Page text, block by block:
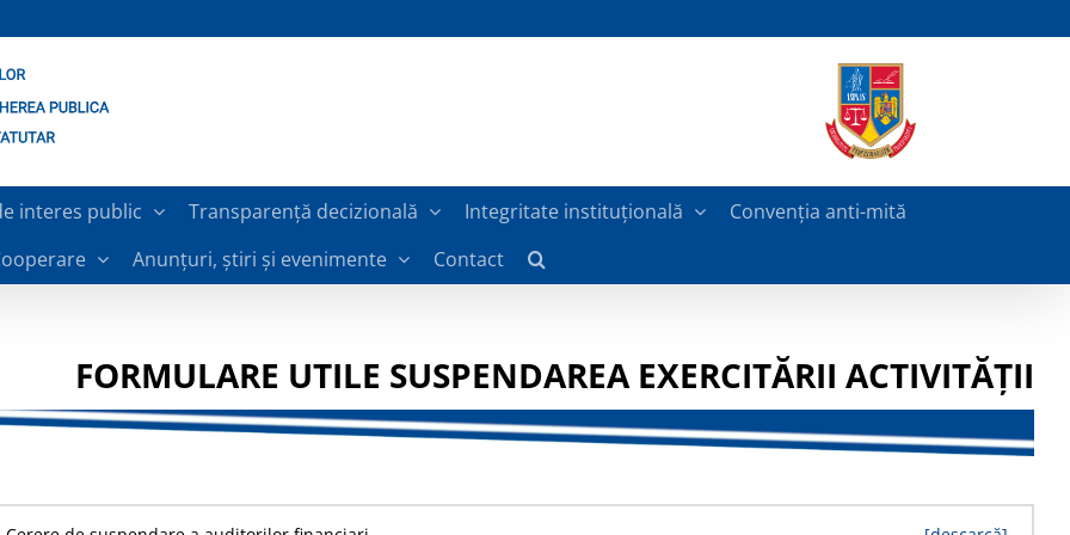
interes public Transparență decizională Integritate instituțională
Convenția anti-mită
Anunțuri, știri și evenimente Contact
FORMULARE UTILE SUSPENDAREA EXERCITĂRII ACTIVITĂȚII